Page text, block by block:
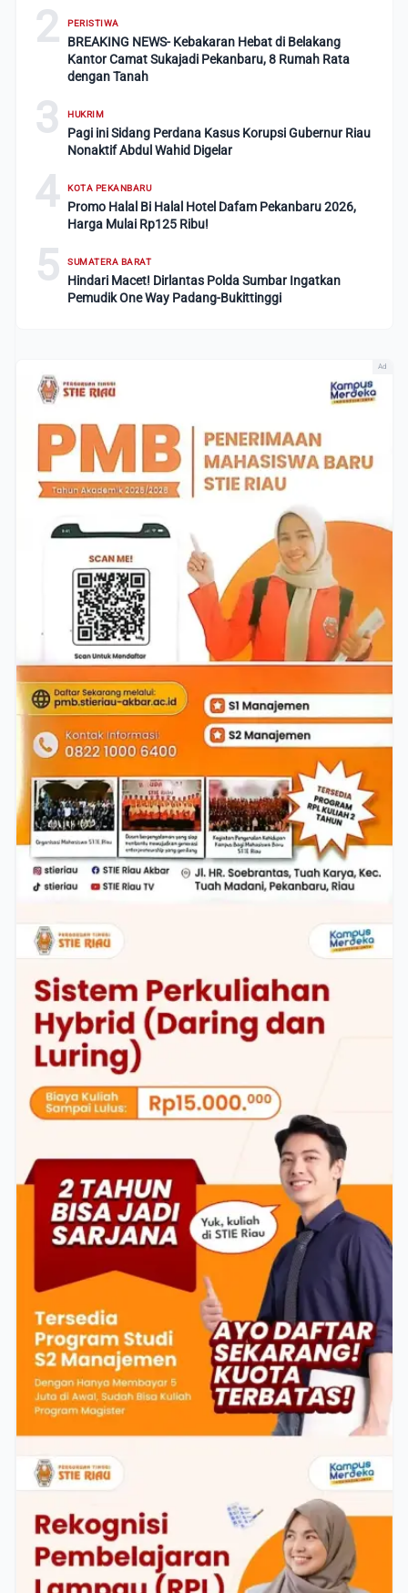
2 PERISTIWA
BREAKING NEWS- Kebakaran Hebat di Belakang
Kantor Camat Sukajadi Pekanbaru, 8 Rumah Rata
dengan Tanah
3 HUKRIM
Pagi ini Sidang Perdana Kasus Korupsi Gubernur Riau
Nonaktif Abdul Wahid Digelar
4 KOTA PEKANBARU
Promo Halal Bi Halal Hotel Dafam Pekanbaru 2026,
Harga Mulai Rp125 Ribu!
5 SUMATERA BARAT
Hindari Macet! Dirlantas Polda Sumbar Ingatkan
Pemudik One Way Padang-Bukittinggi
Ad